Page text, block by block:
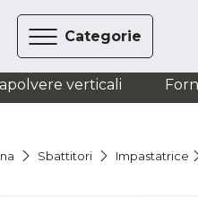
Categorie
verticali
Sbattitori Impastatrice